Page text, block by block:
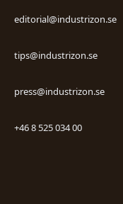
editorial@industrizon.se
tips@industrizon.se
press@industrizon.se
+46 8 525 034 00